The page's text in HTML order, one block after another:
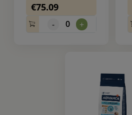
€75.09
- 0 +